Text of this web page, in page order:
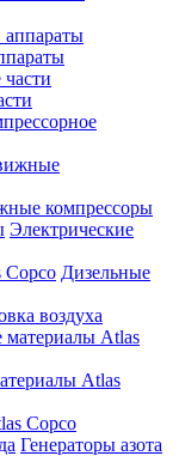
компрессоры
Электрические
Дизельные
воздуха
Atlas
Copco
Генераторы азота